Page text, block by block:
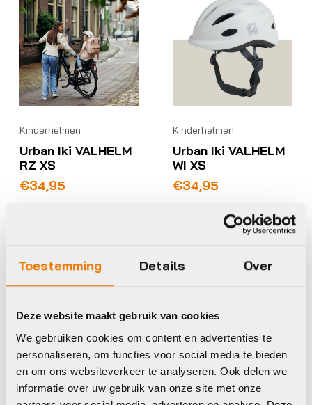
Toestemming Details Over
Deze website maakt gebruik van cookies
We gebruiken cookies om content en advertenties te
personaliseren, om functies voor social media te bieden
en om ons websiteverkeer te analyseren. Ook delen we
informatie over uw gebruik van onze site met onze
Kinderhelmen
Urban Iki VALHELM
RZ XS
€34,95
Kinderhelmen
Urban Iki VALHELM
WI XS
€34,95